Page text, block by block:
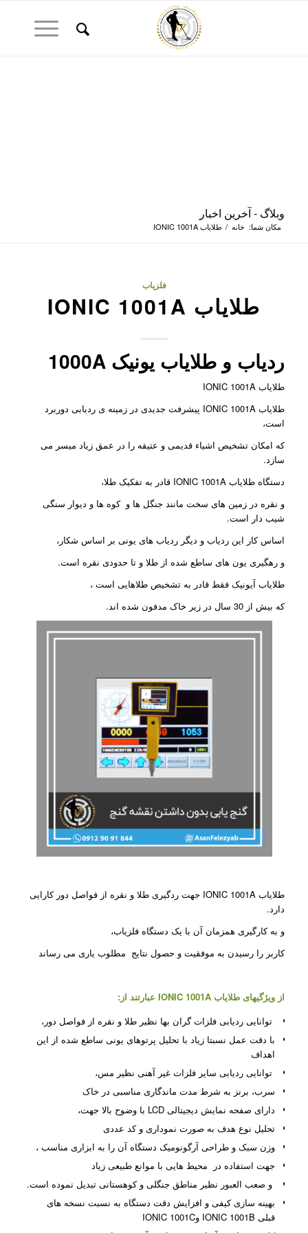
وبلاگ - آخرین اخبار
مکان شما: خانه / طلایاب IONIC 1001A
فلزیاب
طلایاب IONIC 1001A
ردیاب و طلایاب یونیک 1000A
طلایاب IONIC 1001A
طلایاب IONIC 1001A پیشرفت جدیدی در زمینه ی ردیابی دوربرد
است،
که امکان تشخیص اشیاء قدیمی و عتیقه را در عمق زیاد میسر می
سازد.
دستگاه طلایاب IONIC 1001A قادر به تفکیک طلا،
و نقره در زمین های سخت مانند جنگل ها و کوه ها و دیوار سنگی
شیب دار است.
اساس کار این ردیاب و دیگر ردیاب های یونی بر اساس شکار،
و رهگیری یون های ساطع شده از طلا و تا حدودی نقره است.
طلایاب آیونیک فقط قادر به تشخیص طلاهایی است ،
که بیش از 30 سال در زیر خاک مدفون شده اند.
طلایاب IONIC 1001A جهت ردگیری طلا و نقره از فواصل دور کارایی
دارد.
و به کارگیری همزمان آن با یک دستگاه فلزیاب،
کاربر را رسیدن به موفقیت و حصول نتایج مطلوب یاری می رساند
از ویژگیهای طلایاب IONIC 1001A عبارتند از
:
توانایی ردیابی فلزات گران بها نظیر طلا و نقره از فواصل دور،
با دقت عمل نسبتا زیاد با تحلیل پرتوهای یونی ساطع شده از این
اهداف
توانایی ردیابی سایر فلزات غیر آهنی نظیر مس،
سرب، برنز به شرط مدت ماندگاری مناسبی در خاک
دارای صفحه نمایش دیجیتالی LCD با وضوح بالا جهت،
تحلیل نوع هدف به صورت نموداری و کد عددی
وزن سبک و طراحی آرگونومیک دستگاه آن را به ابزاری مناسب ،
جهت استفاده در محیط هایی با موانع طبیعی زیاد
و صعب العبور نظیر مناطق جنگلی و کوهستانی تبدیل نموده است.
بهینه سازی کیفی و افزایش دقت دستگاه به نسبت نسخه های
قبلی IONIC 1001B وIONIC 1001C